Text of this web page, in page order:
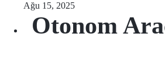
Ağu 15, 2025
Otonom